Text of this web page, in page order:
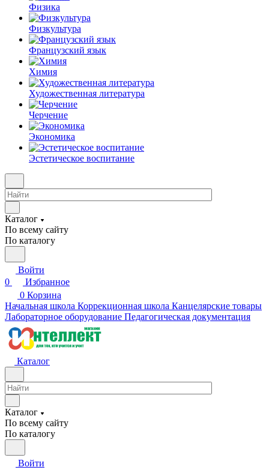
Физика
Физкультура
Французский язык
Химия
Художественная литература
Черчение
Экономика
Эстетическое воспитание
Каталог
По всему сайту
По каталогу
Войти
0
Избранное
0 Корзина
Начальная школа Коррекционная школа Канцелярские товары
Лабораторное оборудование Педагогическая документация
Каталог
Каталог
По всему сайту
По каталогу
Войти